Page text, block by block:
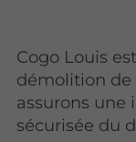
Cogo Louis
démolition de
assurons une
sécurisée du